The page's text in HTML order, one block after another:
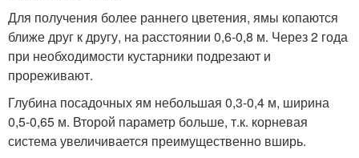
Для получения более раннего цветения, ямы копаются
ближе друг к другу, на расстоянии 0,6-0,8 м. Через 2 года
при необходимости кустарники подрезают и
прореживают.
Глубина посадочных ям небольшая 0,3-0,4 м, ширина
0,5-0,65 м. Второй параметр больше, т.к. корневая
система увеличивается преимущественно вширь.